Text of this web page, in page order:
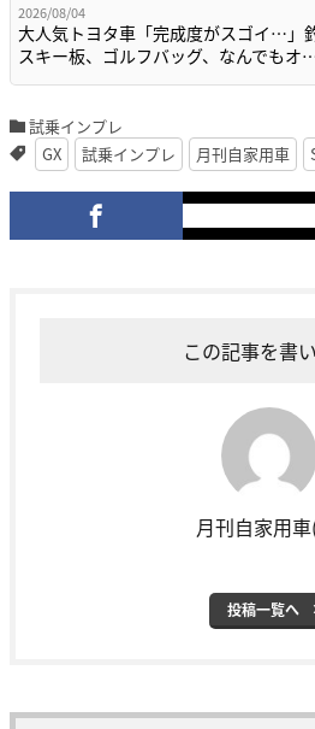
2026/08/04
大人気トヨタ車「完成度がスゴイ…」釣
スキー板、ゴルフバッグ、なんでもオ
試乗インプレ
GX
試乗インプレ 月刊自家用車
この記事を書
月刊自家用
投稿一覧へ